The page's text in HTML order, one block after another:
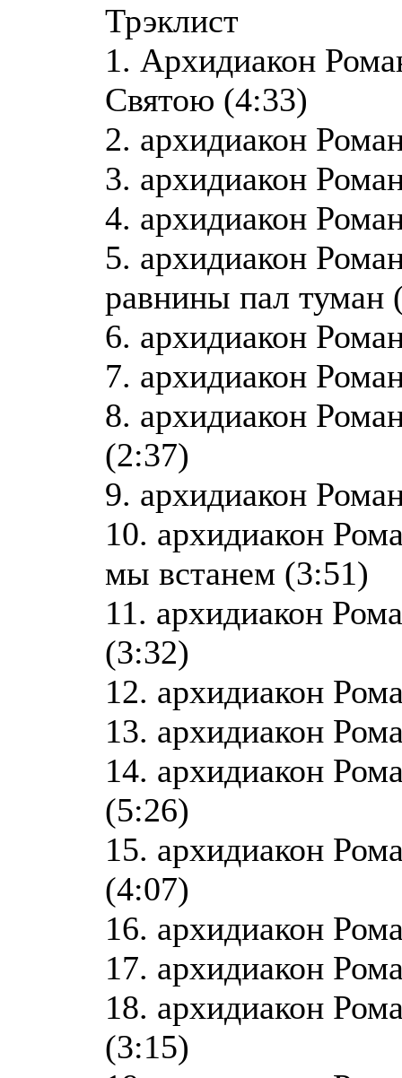
Трэклист
1. Архидиакон
Святою (4:33)
2. архидиакон
3. архидиакон
4. архидиакон
5. архидиакон
равнины пал туман
6. архидиакон
7. архидиакон
8. архидиакон
(2:37)
9. архидиакон
10. архидиакон
мы встанем (3:51)
11. архидиакон
(3:32)
12. архидиакон
13. архидиакон
14. архидиакон
(5:26)
15. архидиакон
(4:07)
16. архидиакон
17. архидиакон
18. архидиакон
(3:15)